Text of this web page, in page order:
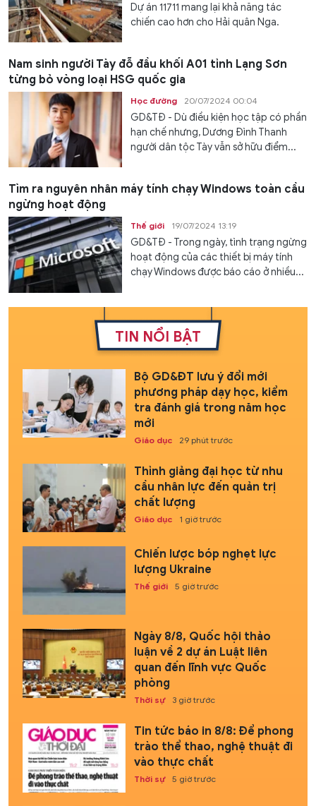
Dự án 11711 mang lại khả năng tác
chiến cao hơn cho Hải quân Nga.
Nam sinh người Tày đỗ đầu khối A01 tỉnh Lạng Sơn
từng bỏ vòng loại HSG quốc gia
Học đường 20/07/2024 00:04
GD&TĐ - Dù điều kiện học tập có phần
hạn chế nhưng, Dương Đình Thanh
người dân tộc Tày vẫn sở hữu điểm...
Tìm ra nguyên nhân máy tính chạy Windows toàn cầu
ngừng hoạt động
Thế giới 19/07/2024 13:19
GD&TĐ - Trong ngày, tình trạng ngừng
hoạt động của các thiết bị máy tính
chạy Windows được báo cáo ở nhiều...
TIN NỔI BẬT
Bộ GD&ĐT lưu ý đổi mới
phương pháp dạy học, kiểm
tra đánh giá trong năm học
mới
Giáo dục 29 phút trước
Thỉnh giảng đại học từ nhu
cầu nhân lực đến quản trị
chất lượng
Giáo dục 1 giờ trước
Chiến lược bóp nghẹt lực
lượng Ukraine
Thế giới 5 giờ trước
Ngày 8/8, Quốc hội thảo
luận về 2 dự án Luật liên
quan đến lĩnh vực Quốc
phòng
Thời sự 3 giờ trước
Tin tức báo in 8/8: Để phong
trào thể thao, nghệ thuật đi
vào thực chất
Thời sự 5 giờ trước